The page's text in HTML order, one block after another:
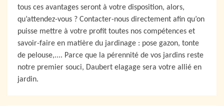
tous ces avantages seront à votre disposition, alors,
qu’attendez-vous ? Contacter-nous directement afin qu’on
puisse mettre à votre profit toutes nos compétences et
savoir-faire en matière du jardinage : pose gazon, tonte
de pelouse,.... Parce que la pérennité de vos jardins reste
notre premier souci, Daubert elagage sera votre allié en
jardin.